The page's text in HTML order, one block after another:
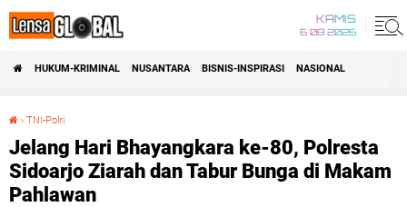
KAMIS
6 08 2026
HUKUM-KRIMINAL NUSANTARA BISNIS-INSPIRASI NASIONAL
› TNI-Polri
Jelang Hari Bhayangkara ke-80, Polresta
Sidoarjo Ziarah dan Tabur Bunga di Makam
Pahlawan